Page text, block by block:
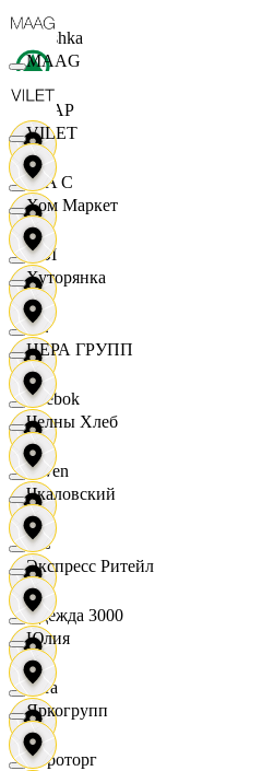
Bershka
СПАР
M A C
OBI
RE
Reebok
Seven
XC
Одежда 3000
Zara
Агроторг
MAAG
VILET
Хом Маркет
Хуторянка
ЦЕРА ГРУПП
Челны Хлеб
Чкаловский
Экспресс Ритейл
Юлия
Яркогрупп